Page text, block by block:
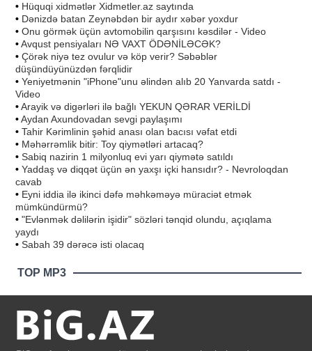
• Hüquqi xidmətlər Xidmetler.az saytında
• Dənizdə batan Zeynəbdən bir aydır xəbər yoxdur
• Onu görmək üçün avtomobilin qarşısını kəsdilər - Video
•Avqust pensiyaları NƏ VAXT ÖDƏNİLƏCƏK?
• Çörək niyə tez ovulur və köp verir? Səbəblər
düşündüyünüzdən fərqlidir
• Yeniyetmənin "iPhone"unu əlindən alıb 20 Yanvarda satdı -
Video
•Arayik və digərləri ilə bağlı YEKUN QƏRAR VERİLDİ
•Aydan Axundovadan sevgi paylaşımı
• Tahir Kərimlinin şəhid anası olan bacısı vəfat etdi
• Məhərrəmlik bitir: Toy qiymətləri artacaq?
• Sabiq nazirin 1 milyonluq evi yarı qiymətə satıldı
• Yaddaş və diqqət üçün ən yaxşı içki hansıdır? - Nevroloqdan
cavab
• Eyni iddia ilə ikinci dəfə məhkəməyə müraciət etmək
mümkündürmü?
• "Evlənmək dəlilərin işidir" sözləri tənqid olundu, açıqlama
yaydı
• Sabah 39 dərəcə isti olacaq
TOP MP3